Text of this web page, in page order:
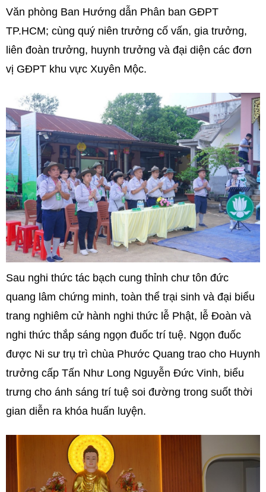
Văn phòng Ban Hướng dẫn Phân ban GĐPT
TP.HCM; cùng quý niên trưởng cố vấn, gia trưởng,
liên đoàn trưởng, huynh trưởng và đại diện các đơn
vị GĐPT khu vực Xuyên Mộc.
Sau nghi thức tác bạch cung thỉnh chư tôn đức
quang lâm chứng minh, toàn thể trại sinh và đại biểu
trang nghiêm cử hành nghi thức lễ Phật, lễ Đoàn và
nghi thức thắp sáng ngọn đuốc trí tuệ. Ngọn đuốc
được Ni sư trụ trì chùa Phước Quang trao cho Huynh
trưởng cấp Tấn Như Long Nguyễn Đức Vinh, biểu
trưng cho ánh sáng trí tuệ soi đường trong suốt thời
gian diễn ra khóa huấn luyện.